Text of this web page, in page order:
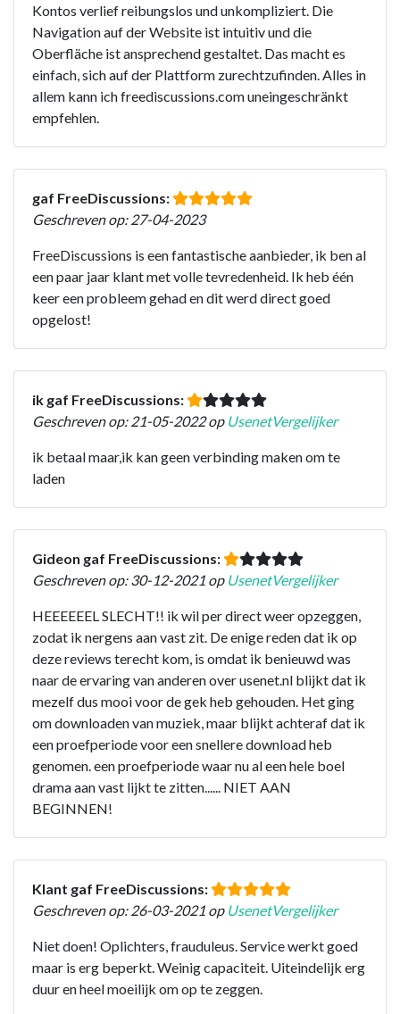
Kontos verlief reibungslos und unkompliziert. Die
Navigation auf der Website ist intuitiv und die
Oberfläche ist ansprechend gestaltet. Das macht es
einfach, sich auf der Plattform zurechtzufinden. Alles in
allem kann ich freediscussions.com uneingeschränkt
empfehlen.
gaf FreeDiscussions:
Geschreven op: 27-04-2023
FreeDiscussions is een fantastische aanbieder, ik ben al
een paar jaar klant met volle tevredenheid. Ik heb één
keer een probleem gehad en dit werd direct goed
opgelost!
ik gaf FreeDiscussions:
Geschreven op: 21-05-2022 op UsenetVergelijker
ik betaal maar,ik kan geen verbinding maken om te
laden
Gideon gaf FreeDiscussions:
Geschreven op: 30-12-2021 op UsenetVergelijker
HEEEEEEL SLECHT!! ik wil per direct weer opzeggen,
zodat ik nergens aan vast zit. De enige reden dat ik op
deze reviews terecht kom, is omdat ik benieuwd was
naar de ervaring van anderen over usenet.nl blijkt dat ik
mezelf dus mooi voor de gek heb gehouden. Het ging
om downloaden van muziek, maar blijkt achteraf dat ik
een proefperiode voor een snellere download heb
genomen. een proefperiode waar nu al een hele boel
drama aan vast lijkt te zitten...... NIET AAN
BEGINNEN!
Klant gaf FreeDiscussions:
Geschreven op: 26-03-2021 op UsenetVergelijker
Niet doen! Oplichters, frauduleus. Service werkt goed
maar is erg beperkt. Weinig capaciteit. Uiteindelijk erg
duur en heel moeilijk om op te zeggen.